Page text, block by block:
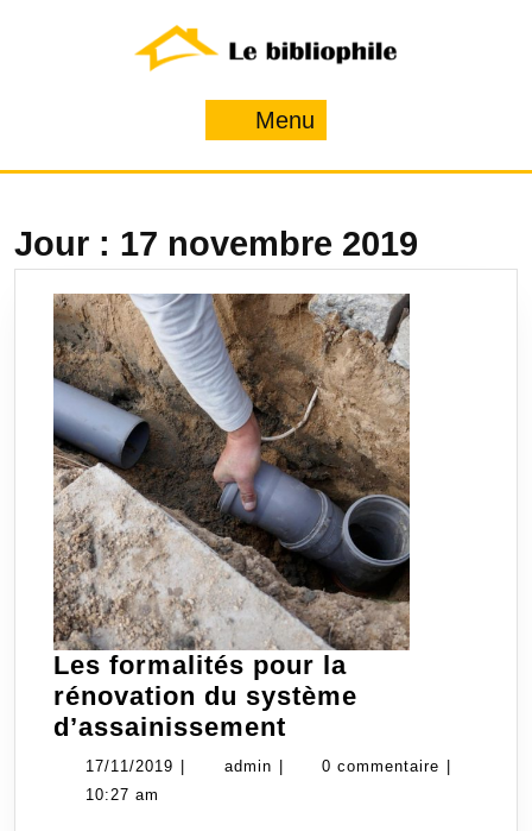
Menu
Jour : 17 novembre 2019
Les formalités pour la
rénovation du système
d’assainissement
formalités
17/11/2019 17/11/2019
admin admin0 commentaire
10:27 am